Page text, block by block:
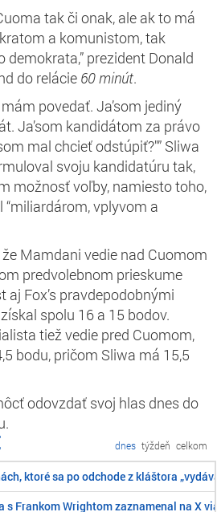
tak či onak, ale ak to má
a komunistom, tak
demokrata,” prezident Donald
do relácie 60 minút.
povedať. Ja’som jediný
Ja’som kandidátom za právo
mal chcieť odstúpiť?"” Sliwa
svoju kandidatúru tak,
možnosť voľby, namiesto toho,
“miliardárom, vplyvom a
že Mamdani vedie nad Cuomom
predvolebnom prieskume
aj Fox’s pravdepodobnými
spolu 16 a 15 bodov.
tiež vedie pred Cuomom,
bodu, pričom Sliwa má 15,5
odovzdať svoj hlas dnes do
dnes týždeň celkom
ktoré sa po odchode z kláštora
s Frankom Wrightom zaznamenal na X